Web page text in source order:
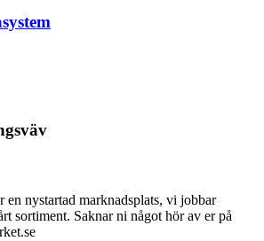
en nystartad marknadsplats, vi jobbar
sortiment. Saknar ni något hör av er på